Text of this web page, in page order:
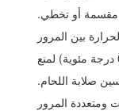
مقسمة أو تخطي.
بين المرور
مئوية) لمنع
صلابة اللحام.
ومتعددة المرور